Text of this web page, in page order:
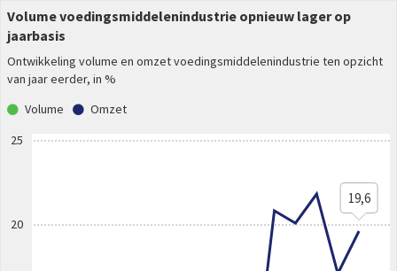
Volume voedingsmiddelenindustrie opnieuw lager op
jaarbasis
Ontwikkeling volume en omzet voedingsmiddelenindustrie ten opzicht
van jaar eerder, in %
Volume
Omzet
20
25
19,6